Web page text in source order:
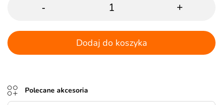
- +
Dodaj do koszyka
Polecane akcesoria